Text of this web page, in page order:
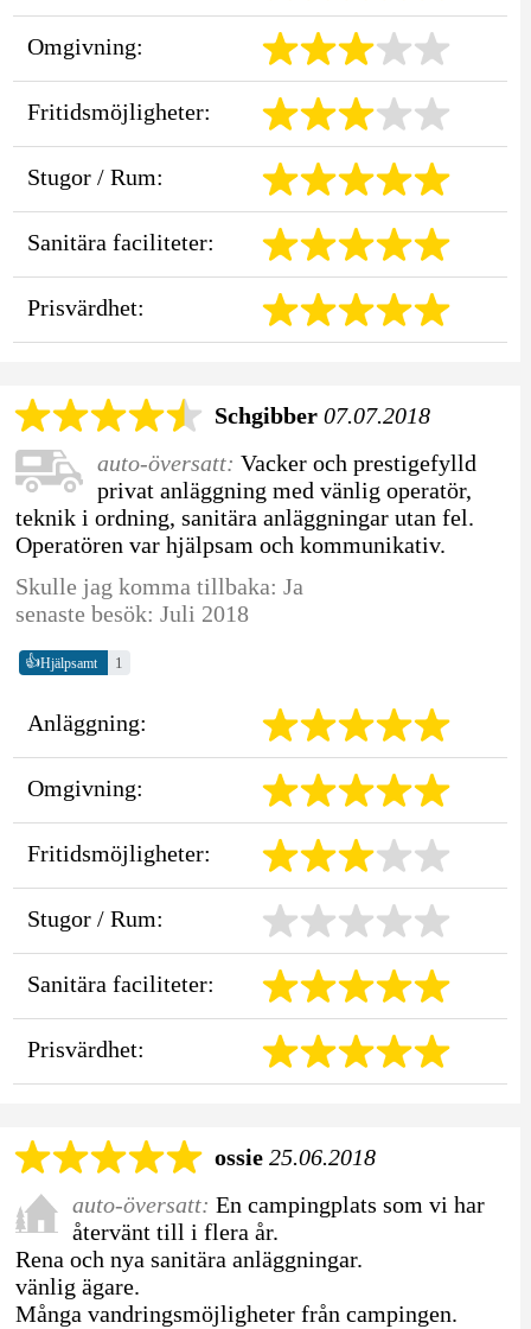
Omgivning:
Fritidsmöjligheter:
Stugor / Rum:
Sanitära faciliteter:
Prisvärdhet:
Schgibber 07.07.2018
auto-översatt: Vacker och prestigefylld
privat anläggning med vänlig operatör,
teknik i ordning, sanitära anläggningar utan fel.
Operatören var hjälpsam och kommunikativ.
Skulle jag komma tillbaka: Ja
senaste besök: Juli 2018
👍Hjälpsamt 1
Anläggning:
Omgivning:
Fritidsmöjligheter:
Stugor / Rum:
Sanitära faciliteter:
Prisvärdhet:
ossie 25.06.2018
auto-översatt: En campingplats som vi har
återvänt till i flera år.
Rena och nya sanitära anläggningar.
vänlig ägare.
Många vandringsmöjligheter från campingen.